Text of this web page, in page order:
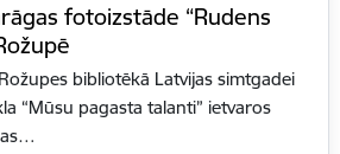
fotoizstāde “Rudens
bibliotēkā Latvijas simtgadei
“Mūsu pagasta talanti” ietvaros